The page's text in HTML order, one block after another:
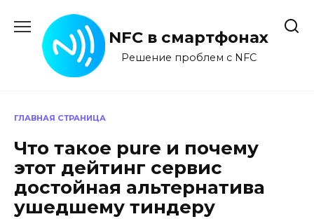
содержанию
NFC в смартфонах
Решение проблем с NFC
ГЛАВНАЯ СТРАНИЦА
Что такое pure и почему
этот дейтинг сервис
достойная альтернатива
ушедшему тиндеру